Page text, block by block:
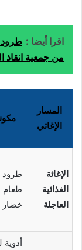
اقرا أيضا : طرود
من جمعية انقاذ
المسار
الإغاثي
الإغاثة
الغذائية
العاجلة
طرود
طعام
خضار
أدوية